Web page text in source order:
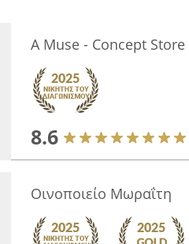
A Muse - Concept Store
8.6
Οινοποιείο Μωραΐτη